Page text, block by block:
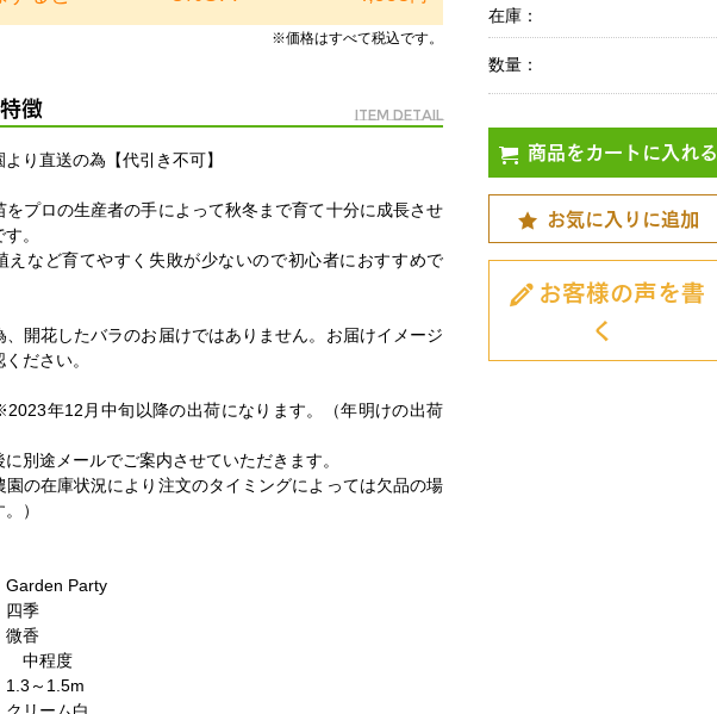
※価格はすべて税込です。
徴 Item Detail
り直送の為【代引き不可】
をプロの生産者の手によって秋冬まで育て十分に成長させ
。
えなど育てやすく失敗が少ないので初心者におすすめで
、開花したバラのお届けではありません。お届けイメージ
ださい。
年12月中旬以降の出荷になります。（年明けの出荷
別途メールでご案内させていただきます。
園の在庫状況により注文のタイミングによっては欠品の場
）
Party
季
香
中程度
～1.5m
在庫：
数量：
商品をカートに入れる
お気に入りに追加
お客様の声を書
く